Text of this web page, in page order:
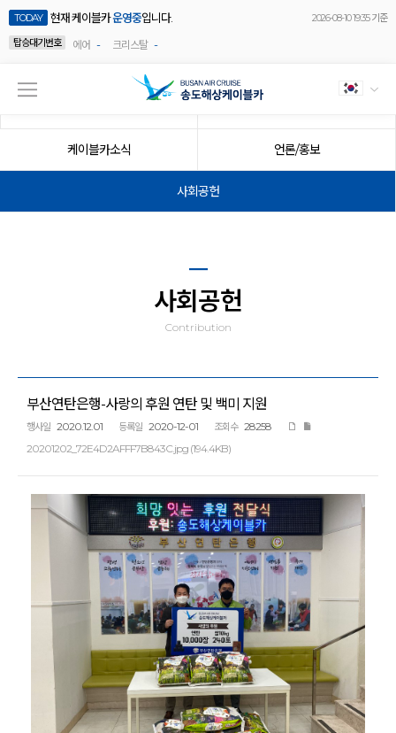
TODAY 현재 케이블카운영중입니다.
2026-08-10 19:35 기준
탑승대기번호
에어 - 크리스탈 -
케이블카소식 언론/홍보
사회공헌
사회공헌
Contribution
부산연탄은행-사랑의 후원 연탄 및 백미 지원
행사일 2020.12.01 등록일 2020-12-01 조회수 28258
20201202_72E4D2AFFF7B843C.jpg (194.4KB)